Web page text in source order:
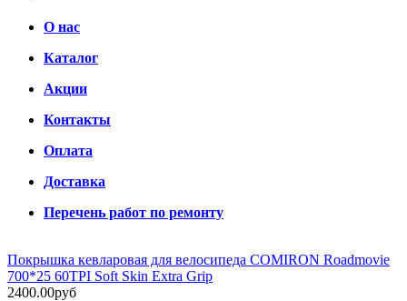
О нас
Каталог
Акции
Контакты
Оплата
Доставка
Перечень работ по ремонту
Покрышка кевларовая для велосипеда COMIRON Roadmovie
700*25 60TPI Soft Skin Extra Grip
2400.00руб